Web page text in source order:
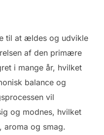
til at ældes og udvikle
af den primære
i mange år, hvilket
balance og
vil
og modnes, hvilket
og smag.